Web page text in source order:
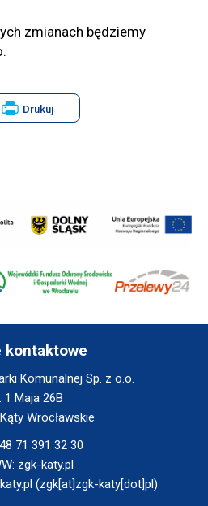
zmianach będziemy
Will
Drukuj
Will
open
new
kontaktowe
Komunalnej Sp. z o.o.
1 Maja 26B
Wrocławskie
71 391 32 30
zgk-katy.pl
(zgk[at]zgk-katy[dot]pl)